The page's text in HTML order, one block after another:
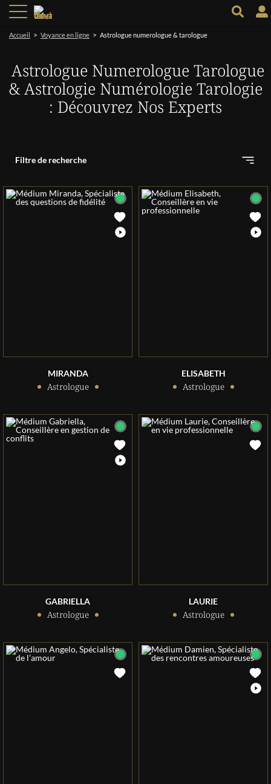
Accueil > Voyance en ligne > Astrologue numerologue & tarologue
Astrologue Numerologue Tarologue
& Astrologie Numérologie Tarologie
: Découvrez Nos Experts
Filtre de recherche
MIRANDA
Astrologue
ELISABETH
Astrologue
GABRIELLA
Astrologue
LAURIE
Astrologue